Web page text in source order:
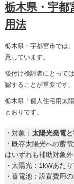
栃木県・宇都
用法
栃木県・宇都宮市では
意しています。
後付け検討者にとって
認することが重要です。
栃木県「個人住宅用太
とおりです。
・対象： 太陽光発電
・既存太陽光への蓄
はいずれも補助対象外
・太陽光：1kWあたり
・蓄電池：設置費用